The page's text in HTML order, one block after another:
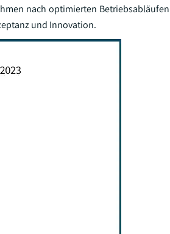
nach optimierten Betriebsabläufen
und Innovation.